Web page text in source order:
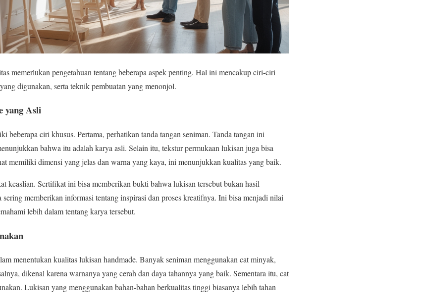
memerlukan pengetahuan tentang beberapa aspek penting. Hal ini mencakup ciri-ciri
digunakan, serta teknik pembuatan yang menonjol.
yang Asli
beberapa ciri khusus. Pertama, perhatikan tanda tangan seniman. Tanda tangan ini
bahwa itu adalah karya asli. Selain itu, tekstur permukaan lukisan juga bisa
memiliki dimensi yang jelas dan warna yang kaya, ini menunjukkan kualitas yang baik.
keaslian. Sertifikat ini bisa memberikan bukti bahwa lukisan tersebut bukan hasil
memberikan informasi tentang inspirasi dan proses kreatifnya. Ini bisa menjadi nilai
lebih dalam tentang karya tersebut.
menentukan kualitas lukisan handmade. Banyak seniman menggunakan cat minyak,
dikenal karena warnanya yang cerah dan daya tahannya yang baik. Sementara itu, cat
Lukisan yang menggunakan bahan-bahan berkualitas tinggi biasanya lebih tahan